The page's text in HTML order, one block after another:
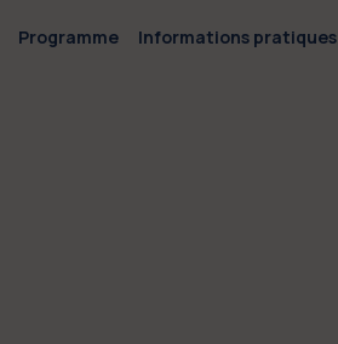
Programme Informations pratiques